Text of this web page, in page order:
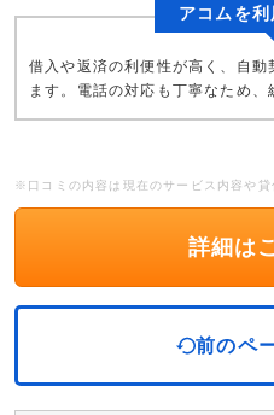
アコムを
借入や返済の利便性が高く、自
ます。電話の対応も丁寧なため、
※口コミの内容は現在のサービス内容や貸
詳細は
前のペ